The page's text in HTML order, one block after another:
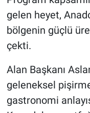
gelen heyet,
bölgenin güçlü
çekti.
Alan Başkanı
geleneksel
gastronomi
Kültür - Sanat
Magazin
Çevre